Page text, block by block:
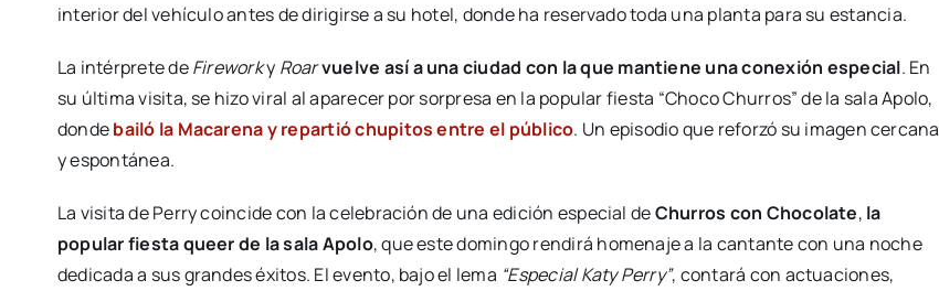
interior del vehículo antes de dirigirse a su hotel, donde ha reservado toda una planta para su estancia.
La intérprete deFireworky Roarvuelve así a una ciudad con la que mantiene una conexión especial. En
su última visita, se hizo viral al aparecer por sorpresa en la popular fiesta “Choco Churros” de la sala Apolo,
dondebailó la Macarena y repartió chupitos entre el público. Un episodio que reforzó su imagen cercana
y espontánea.
La visita de Perry coincide con la celebración de una edición especial deChurros con Chocolate, la
popular fiesta queer de la sala Apolo, que este domingo rendirá homenaje a la cantante con una noche
dedicada a sus grandes éxitos. El evento, bajo el lema “Especial Katy Perry”, contará con actuaciones,